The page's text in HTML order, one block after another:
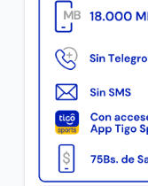
Incrementamos
Inicial sin costo
VER MÁS